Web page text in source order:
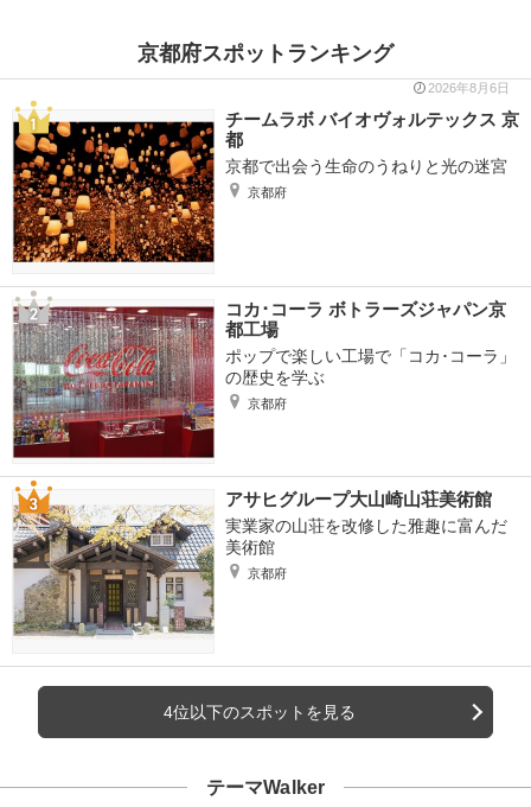
京都府スポットランキング
2026年8月6日
チームラボ バイオヴォルテックス 京
都
京都で出会う生命のうねりと光の迷宮
京都府
コカ･コーラ ボトラーズジャパン京
都工場
ポップで楽しい工場で「コカ･コーラ」
の歴史を学ぶ
京都府
アサヒグループ大山崎山荘美術館
実業家の山荘を改修した雅趣に富んだ
美術館
京都府
4位以下のスポットを見る
テーマWalker